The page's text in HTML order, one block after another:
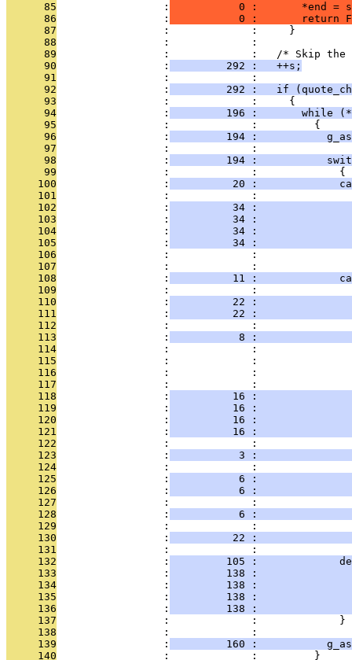
      85
                 :
0 :       *end =
      86
                 :
0 :       return
      87
                 :             :     }
      88
                 :             :
      89
:             :   /* Skip the
      90
                 :
         292 :   ++s;
      91
                 :             :
      92
                 :
292 :   if
      93
                 :             :     {
      94
                 :
196 :       while
      95
                 :             :         {
      96
                 :
194 :
      97
                 :             :
      98
                 :
194 :
      99
                 :             :             {
     100
                 :
20 :
     101
:             :
     102
                 :
34 :
     103
                 :
34 :
     104
                 :
34 :
     105
                 :
34 :
     106
:             :
     107
                 :             :
     108
                 :
11 :
     109
:             :
     110
                 :
22 :
     111
                 :
22 :
     112
:             :
     113
                 :
8 :
     114
:             :
     115
:             :
     116
:             :
     117
:             :
     118
                 :
16 :
     119
                 :
16 :
     120
                 :
16 :
     121
                 :
16 :
     122
                 :             :
     123
                 :
3 :
     124
:             :
     125
                 :
6 :
     126
                 :
6 :
     127
:             :
     128
                 :
6 :
     129
:             :
     130
                 :
22 :
     131
                 :             :
     132
                 :
105 :
     133
                 :
138 :
     134
                 :
138 :
     135
                 :
138 :
     136
                 :
138 :
     137
                 :             :             }
     138
                 :             :
     139
                 :
160 :
     140
                 :             :         }